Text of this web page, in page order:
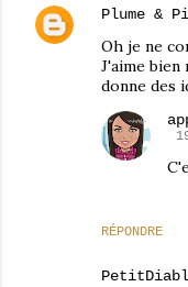
Plume &
Oh je ne
J'aime
donne des
RÉPONDRE